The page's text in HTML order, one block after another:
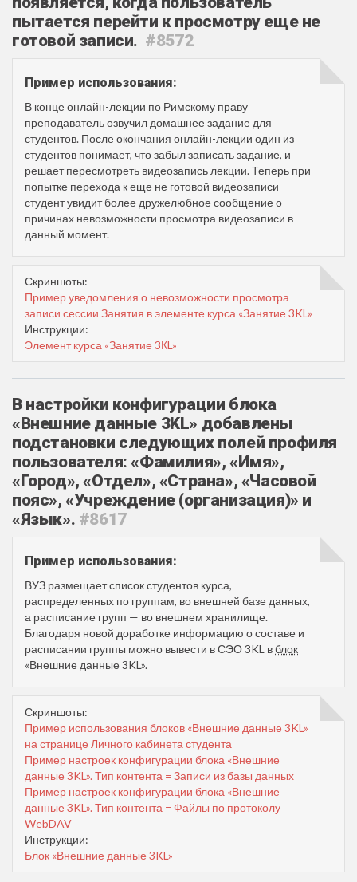
пытается перейти к просмотру еще не
готовой записи. #8572
Пример использования:
В конце онлайн-лекции по Римскому праву
преподаватель озвучил домашнее задание для
студентов. После окончания онлайн-лекции один из
студентов понимает, что забыл записать задание, и
решает пересмотреть видеозапись лекции. Теперь при
попытке перехода к еще не готовой видеозаписи
студент увидит более дружелюбное сообщение о
причинах невозможности просмотра видеозаписи в
данный момент.
Скриншоты:
Пример уведомления о невозможности просмотра
записи сессии Занятия в элементе курса «Занятие 3KL»
Инструкции:
Элемент курса «Занятие 3КL»
В настройки конфигурации блока
«Внешние данные 3KL» добавлены
подстановки следующих полей профиля
пользователя: «Фамилия», «Имя»,
«Город», «Отдел», «Страна», «Часовой
пояс», «Учреждение (организация)» и
«Язык». #8617
Пример использования:
ВУЗ размещает список студентов курса,
распределенных по группам, во внешней базе данных,
а расписание групп — во внешнем хранилище.
Благодаря новой доработке информацию о составе и
расписании группы можно вывести в СЭО 3KL вблок
«Внешние данные 3KL».
Скриншоты:
Пример использования блоков «Внешние данные 3KL»
на странице Личного кабинета студента
Пример настроек конфигурации блока «Внешние
данные 3KL». Тип контента = Записи из базы данных
Пример настроек конфигурации блока «Внешние
данные 3KL». Тип контента = Файлы по протоколу
WebDAV
Инструкции:
Блок «Внешние данные 3KL»